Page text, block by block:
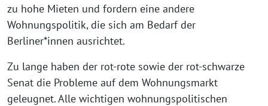
zu hohe Mieten und fordern eine andere
Wohnungspolitik, die sich am Bedarf der
Berliner*innen ausrichtet.
Zu lange haben der rot-rote sowie der rot-schwarze
Senat die Probleme auf dem Wohnungsmarkt
geleugnet. Alle wichtigen wohnungspolitischen